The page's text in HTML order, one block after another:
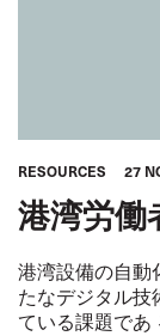
RESOURCES 27
港湾労働
港湾設備の自動
たなデジタル技
ている課題であ